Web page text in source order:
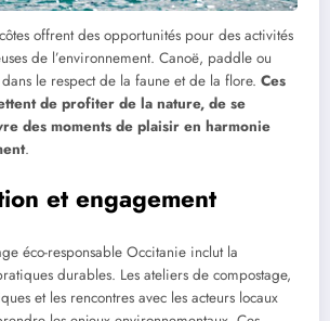
offrent des opportunités pour des activités
de l’environnement. Canoë, paddle ou
le respect de la faune et de la flore. Ces
de profiter de la nature, de se
des moments de plaisir en harmonie
.
et engagement
éco-responsable Occitanie inclut la
durables. Les ateliers de compostage,
et les rencontres avec les acteurs locaux